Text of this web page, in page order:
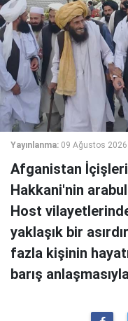
Yayınlanma: 09 Ağustos
Afganistan
Hakkani'nin
Host
yaklaşık bir
fazla kişinin
barış